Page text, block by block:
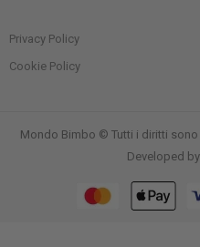
Privacy Policy
Cookie Policy
Mondo Bimbo © Tutti i diritti sono
Developed by